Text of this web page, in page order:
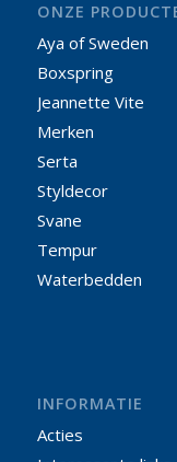
ONZE
Aya of Sweden
Boxspring
Jeannette Vite
Merken
Serta
Styldecor
Svane
Tempur
Waterbedden
INFORMATIE
Acties